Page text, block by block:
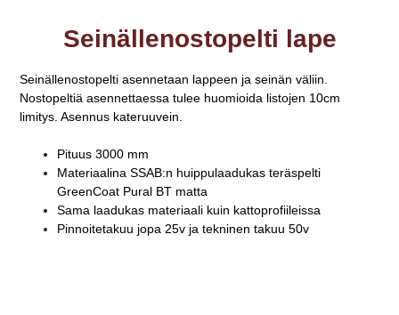
Seinällenostopelti lape
Seinällenostopelti asennetaan lappeen ja seinän väliin.
Nostopeltiä asennettaessa tulee huomioida listojen 10cm
limitys. Asennus kateruuvein.
Pituus 3000 mm
Materiaalina SSAB:n huippulaadukas teräspelti
GreenCoat Pural BT matta
Sama laadukas materiaali kuin kattoprofiileissa
Pinnoitetakuu jopa 25v ja tekninen takuu 50v